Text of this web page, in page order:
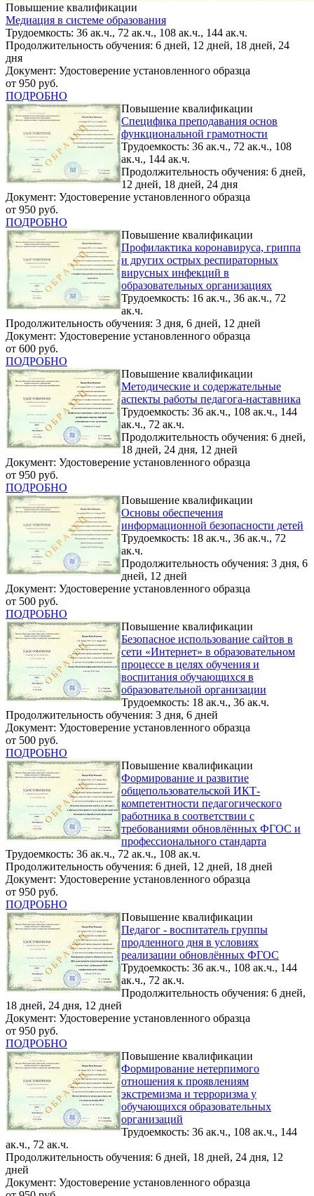
Повышение квалификации
Медиация в системе образования
Трудоемкость: 36 ак.ч., 72 ак.ч., 108 ак.ч., 144 ак.ч.
Продолжительность обучения: 6 дней, 12 дней, 18 дней, 24
дня
Документ: Удостоверение установленного образца
от 950 руб.
ПОДРОБНО
Повышение квалификации
Специфика преподавания основ
функциональной грамотности
Трудоемкость: 36 ак.ч., 72 ак.ч., 108
ак.ч., 144 ак.ч.
Продолжительность обучения: 6 дней,
12 дней, 18 дней, 24 дня
Документ: Удостоверение установленного образца
от 950 руб.
ПОДРОБНО
Повышение квалификации
Профилактика коронавируса, гриппа
и других острых респираторных
вирусных инфекций в
образовательных организациях
Трудоемкость: 16 ак.ч., 36 ак.ч., 72
ак.ч.
Продолжительность обучения: 3 дня, 6 дней, 12 дней
Документ: Удостоверение установленного образца
от 600 руб.
ПОДРОБНО
Повышение квалификации
Методические и содержательные
аспекты работы педагога-наставника
Трудоемкость: 36 ак.ч., 108 ак.ч., 144
ак.ч., 72 ак.ч.
Продолжительность обучения: 6 дней,
18 дней, 24 дня, 12 дней
Документ: Удостоверение установленного образца
от 950 руб.
ПОДРОБНО
Повышение квалификации
Основы обеспечения
информационной безопасности детей
Трудоемкость: 18 ак.ч., 36 ак.ч., 72
ак.ч.
Продолжительность обучения: 3 дня, 6
дней, 12 дней
Документ: Удостоверение установленного образца
от 500 руб.
ПОДРОБНО
Повышение квалификации
Безопасное использование сайтов в
сети «Интернет» в образовательном
процессе в целях обучения и
воспитания обучающихся в
образовательной организации
Трудоемкость: 18 ак.ч., 36 ак.ч.
Продолжительность обучения: 3 дня, 6 дней
Документ: Удостоверение установленного образца
от 500 руб.
ПОДРОБНО
Повышение квалификации
Формирование и развитие
общепользовательской ИКТ-
компетентности педагогического
работника в соответствии с
требованиями обновлённых ФГОС и
профессионального стандарта
Трудоемкость: 36 ак.ч., 72 ак.ч., 108 ак.ч.
Продолжительность обучения: 6 дней, 12 дней, 18 дней
Документ: Удостоверение установленного образца
от 950 руб.
ПОДРОБНО
Повышение квалификации
Педагог - воспитатель группы
продленного дня в условиях
реализации обновлённых ФГОС
Трудоемкость: 36 ак.ч., 108 ак.ч., 144
ак.ч., 72 ак.ч.
Продолжительность обучения: 6 дней,
18 дней, 24 дня, 12 дней
Документ: Удостоверение установленного образца
от 950 руб.
ПОДРОБНО
Повышение квалификации
Формирование нетерпимого
отношения к проявлениям
экстремизма и терроризма у
обучающихся образовательных
организаций
Трудоемкость: 36 ак.ч., 108 ак.ч., 144
ак.ч., 72 ак.ч.
Продолжительность обучения: 6 дней, 18 дней, 24 дня, 12
дней
Документ: Удостоверение установленного образца